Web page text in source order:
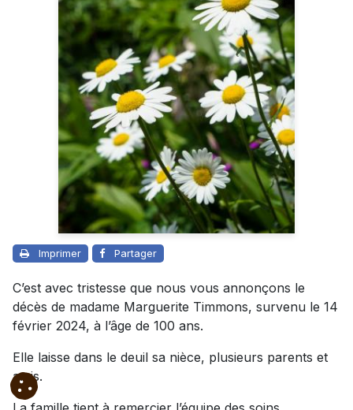
Imprimer Partager
C’est avec tristesse que nous vous annonçons le
décès de madame Marguerite Timmons, survenu le 14
février 2024, à l’âge de 100 ans.
Elle laisse dans le deuil sa nièce, plusieurs parents et
amis.